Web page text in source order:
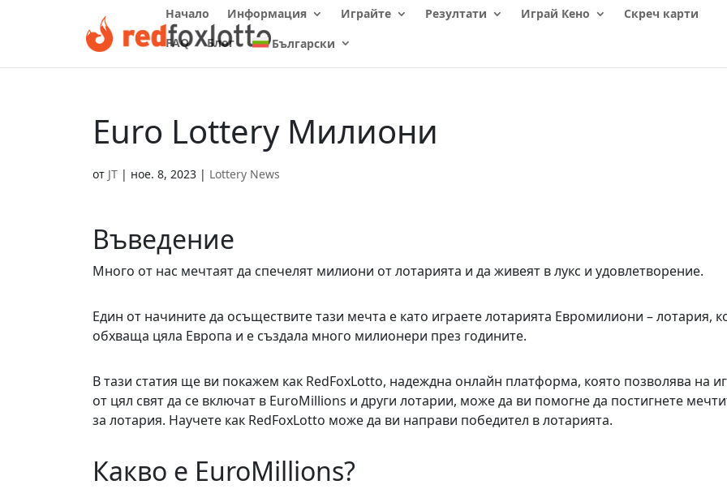
Начало Информация Играйте Резултати Играй Кено
Скреч карти
FAQ
Блог Български
Euro Lottery Милиони
от JT | ное. 8, 2023 | Lottery News
Въведение
Много от нас мечтаят да спечелят милиони от лотарията и да живеят в лукс и удовлетворение.
Един от начините да осъществите тази мечта е като играете лотарията Евромилиони – лотария,
обхваща цяла Европа и е създала много милионери през годините.
В тази статия ще ви покажем как RedFoxLotto, надеждна онлайн платформа, която позволява на
от цял свят да се включат в EuroMillions и други лотарии, може да ви помогне да постигнете
за лотария. Научете как RedFoxLotto може да ви направи победител в лотарията.
Какво е EuroMillions?